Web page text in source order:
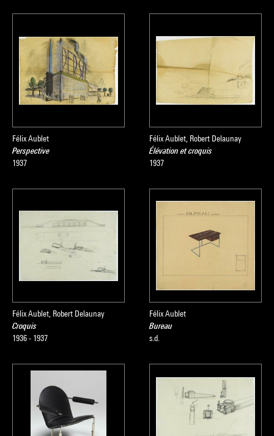
Félix Aublet
Perspective
1937
Félix Aublet, Robert Delaunay
Élévation et croquis
1937
Félix Aublet, Robert Delaunay
Croquis
1936 - 1937
Félix Aublet
Bureau
s.d.